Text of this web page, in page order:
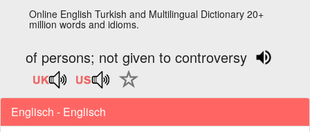
Online English Turkish and Multilingual Dictionary 20+
million words and idioms.
of persons; not given to controversy
Englisch - Englisch